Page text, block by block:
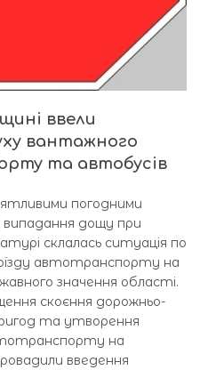
ввели
вантажного
та автобусів
погодними
випадання дощу при
склалась ситуація по
автотранспорту на
значення області.
скоєння дорожньо-
та утворення
на
введення